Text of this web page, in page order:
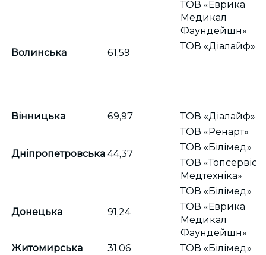
Волинська 61,59
ТОВ «Еврика
Медикал
Фаундейшн»
ТОВ «Діалайф»
Вінницька 69,97 ТОВ «Діалайф»
Дніпропетровська 44,37
ТОВ «Ренарт»
ТОВ «Білімед»
ТОВ «Топсервіс-
Медтехніка»
Донецька 91,24
ТОВ «Білімед»
ТОВ «Еврика
Медикал
Фаундейшн»
Житомирська
31,06 ТОВ «Білімед»